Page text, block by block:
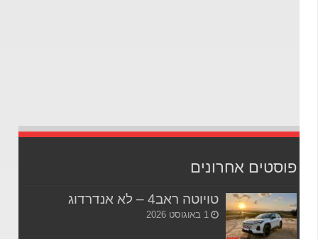
פוסטים אחרונים
טויוטה ראב4 – לא אנדרדוג
1 באוגוסט 2026